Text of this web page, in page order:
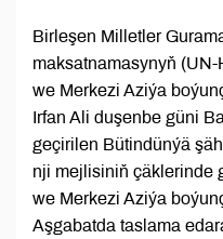
Birleşen Milletler
maksatnamasynyň
we Merkezi Aziýa
Irfan Ali duşenbe güni
geçirilen Bütindünýä
nji mejlisiniň çäklerinde
we Merkezi Aziýa
Aşgabatda taslama